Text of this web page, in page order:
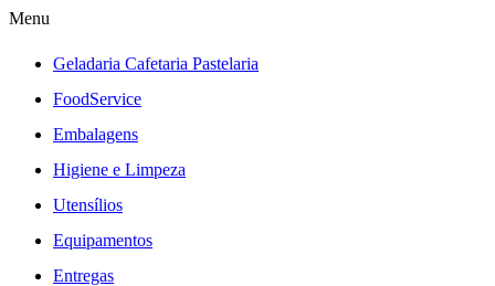
Menu
Geladaria Cafetaria Pastelaria
FoodService
Embalagens
Higiene e Limpeza
Utensílios
Equipamentos
Entregas